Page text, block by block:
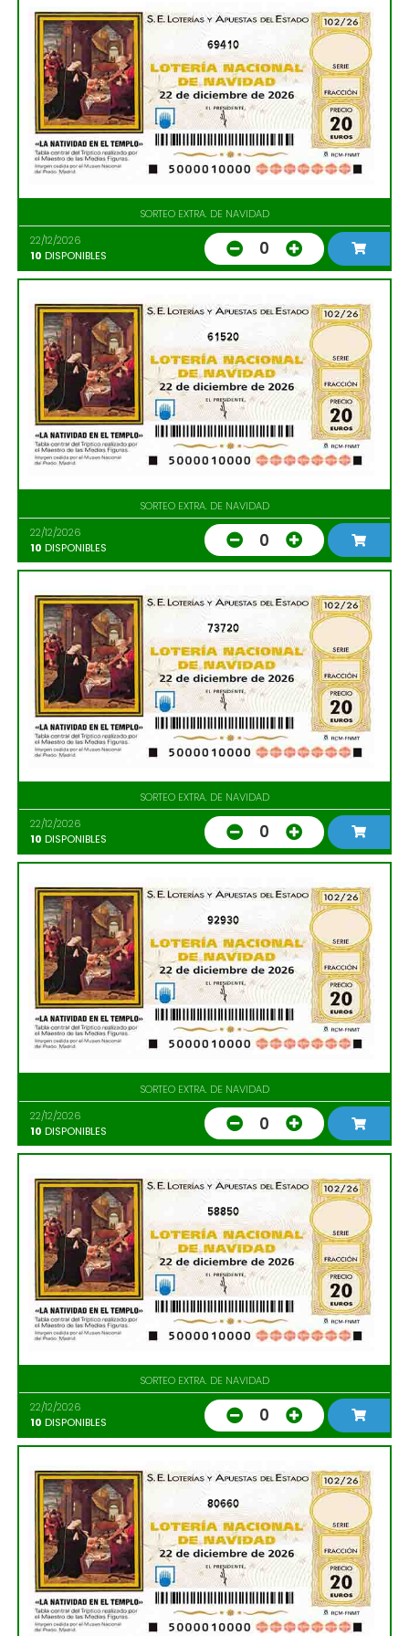
69410
SORTEO EXTRA. DE NAVIDAD
22/12/2026
10 DISPONIBLES 0
61520
SORTEO EXTRA. DE NAVIDAD
22/12/2026
10 DISPONIBLES 0
73720
SORTEO EXTRA. DE NAVIDAD
22/12/2026
10 DISPONIBLES 0
92930
SORTEO EXTRA. DE NAVIDAD
22/12/2026
10 DISPONIBLES 0
58850
SORTEO EXTRA. DE NAVIDAD
22/12/2026
10 DISPONIBLES 0
80660